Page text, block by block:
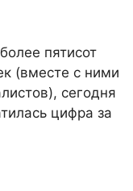
пятисот
(вместе с ними
сегодня
цифра за